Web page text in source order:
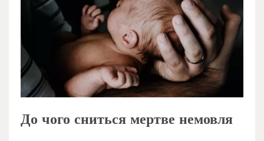
До чого сниться мертве немовля